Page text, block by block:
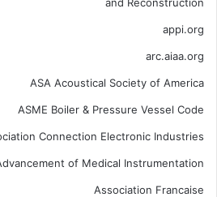
appi.org
arc.aiaa.org
ASA Acoustical Society of America
ASME Boiler & Pressure Vessel Code
Connection Electronic Industries
of Medical Instrumentation
Association Francaise